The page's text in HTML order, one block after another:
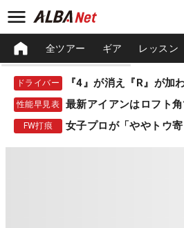
全ツアー ギア レッスン
ドライバー
性能早見表 最新アイアンはロフト角
FW打痕 女子プロが「ややトウ